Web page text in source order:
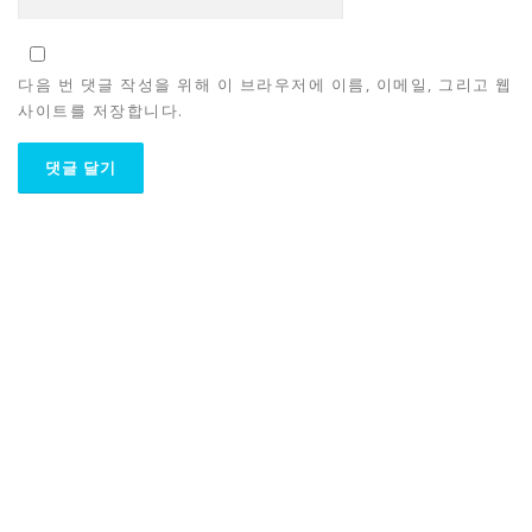
다음 번 댓글 작성을 위해 이 브라우저에 이름, 이메일, 그리고 웹
사이트를 저장합니다.